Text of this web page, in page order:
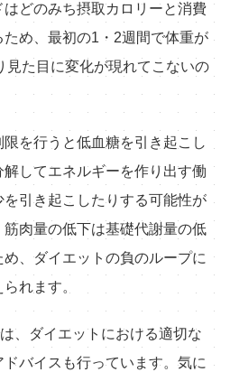
どのみち摂取カロリーと消費
め、最初の1・2週間で体重が
見た目に変化が現れてこないの
を行うと低血糖を引き起こし
してエネルギーを作り出す働
引き起こしたりする可能性が
肉量の低下は基礎代謝量の低
、ダイエットの負のループに
れます。
、ダイエットにおける適切な
バイスも行っています。気に